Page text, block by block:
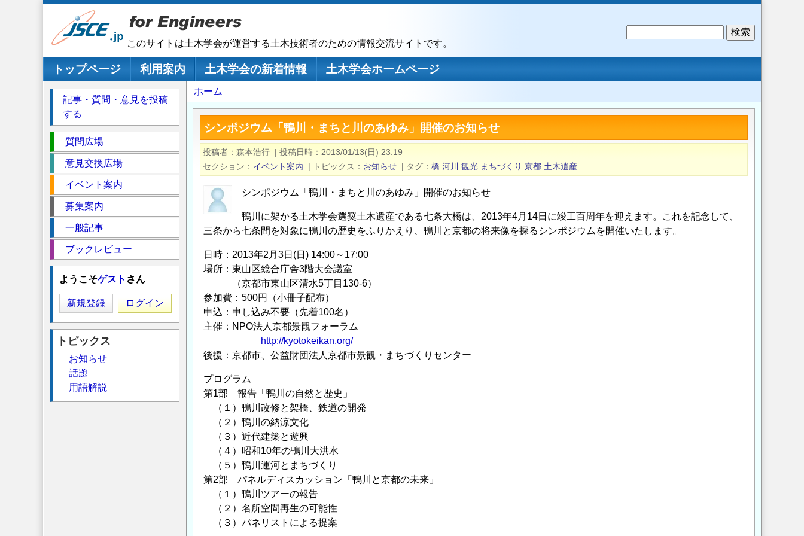
このサイトは土木学会が運営する土木技術者のための情報交流サイトです。
メインナビゲーション
トップページ 利用案内 土木学会の新着情報
土木学会ホームページ
パ
ン
ず
ホーム
シンポジウム「鴨川・まちと川のあゆみ」開催のお知らせ
投稿者 森本浩行 | 投稿日時
2013/01/13(日) 23:19
セクション
イベント案内 | トピックス お知らせ | タグ 橋 河川 観光 まちづくり 京都 土木遺産
シンポジウム「鴨川・まちと川のあゆみ」開催のお知らせ
鴨川に架かる土木学会選奨土木遺産である七条大橋は、2013年4月14日に竣工百周年を迎えます。これを記念して、
三条から七条間を対象に鴨川の歴史をふりかえり、鴨川と京都の将来像を探るシンポジウムを開催いたします。
日時：2013年2月3日(日) 14:00～17:00
場所：東山区総合庁舎3階大会議室
（京都市東山区清水5丁目130-6）
参加費：500円（小冊子配布）
申込：申し込み不要（先着100名）
主催：NPO法人京都景観フォーラム
http://kyotokeikan.org/
後援：京都市、公益財団法人京都市景観・まちづくりセンター
プログラム
第1部 報告「鴨川の自然と歴史」
（１）鴨川改修と架橋、鉄道の開発
（２）鴨川の納涼文化
（３）近代建築と遊興
（４）昭和10年の鴨川大洪水
（５）鴨川運河とまちづくり
第2部 パネルディスカッション「鴨川と京都の未来」
（１）鴨川ツアーの報告
（２）名所空間再生の可能性
（３）パネリストによる提案
記事・質問・意見を投稿
する
ク
シ
質問広場
意見交換広場
イベント案内
募集案内
一般記事
ブックレビュー
ようこそゲスト さん
新規登録 ログイン
トピックス
お知らせ
話題
用語解説